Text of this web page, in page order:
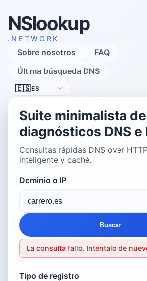
NSlookup
.NETWORK
Sobre nosotros
FAQ
Última búsqueda DNS
Idioma
🇪🇸ES
Suite minimalista de
diagnósticos DNS e
Consultas rápidas DNS over
inteligente y caché.
Dominio o IP
Buscar
La consulta falló. Inténtalo de
Tipo de registro